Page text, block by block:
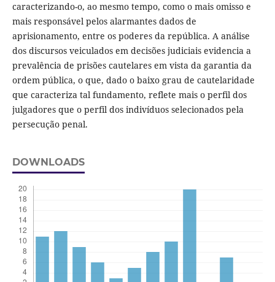
caracterizando-o, ao mesmo tempo, como o mais omisso e
mais responsável pelos alarmantes dados de
aprisionamento, entre os poderes da república. A análise
dos discursos veiculados em decisões judiciais evidencia a
prevalência de prisões cautelares em vista da garantia da
ordem pública, o que, dado o baixo grau de cautelaridade
que caracteriza tal fundamento, reflete mais o perfil dos
julgadores que o perfil dos indivíduos selecionados pela
persecução penal.
DOWNLOADS